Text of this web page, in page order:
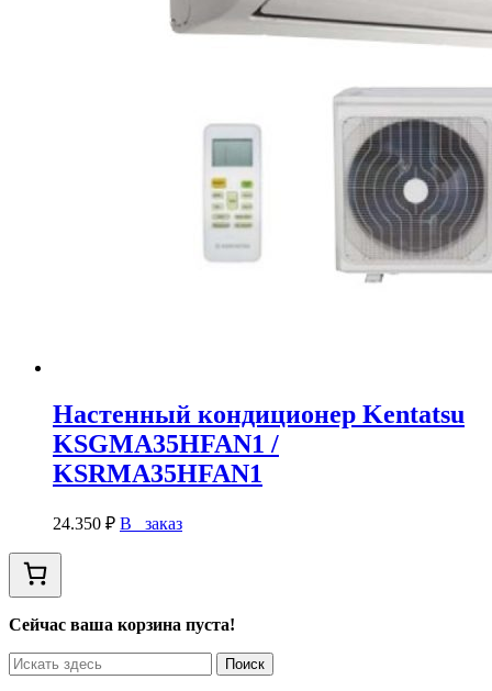
Настенный кондиционер Kentatsu
KSGMA35HFAN1 /
KSRMA35HFAN1
24.350 ₽ В заказ
Сейчас ваша корзина пуста!